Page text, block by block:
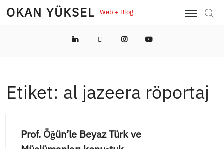
SkipOKAN YÜKSEL Web + Blog
LinkedInTwitterInstagramYouTube
Etiket: al jazeera röportaj
Prof. Öğün’le Beyaz Türk ve